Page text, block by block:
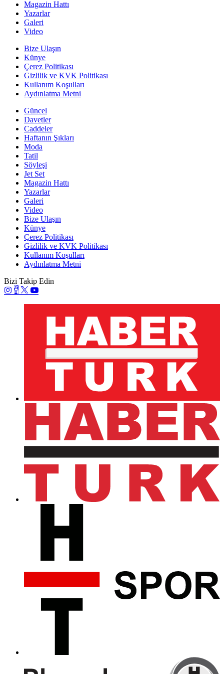
Magazin Hattı
Yazarlar
Galeri
Video
Bize Ulaşın
Künye
Çerez Politikası
Gizlilik ve KVK Politikası
Kullanım Koşulları
Aydınlatma Metni
Güncel
Davetler
Caddeler
Haftanın Şıkları
Moda
Tatil
Söyleşi
Jet Set
Magazin Hattı
Yazarlar
Galeri
Video
Bize Ulaşın
Künye
Çerez Politikası
Gizlilik ve KVK Politikası
Kullanım Koşulları
Aydınlatma Metni
Bizi Takip Edin